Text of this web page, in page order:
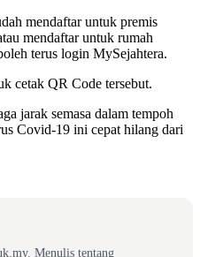
mendaftar untuk premis
mendaftar untuk rumah
terus login MySejahtera.
cetak QR Code tersebut.
jarak semasa dalam tempoh
Covid-19 ini cepat hilang dari
Menulis tentang